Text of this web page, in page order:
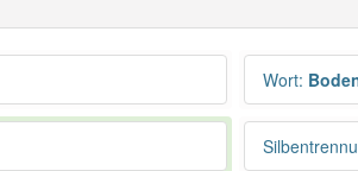
Wort: